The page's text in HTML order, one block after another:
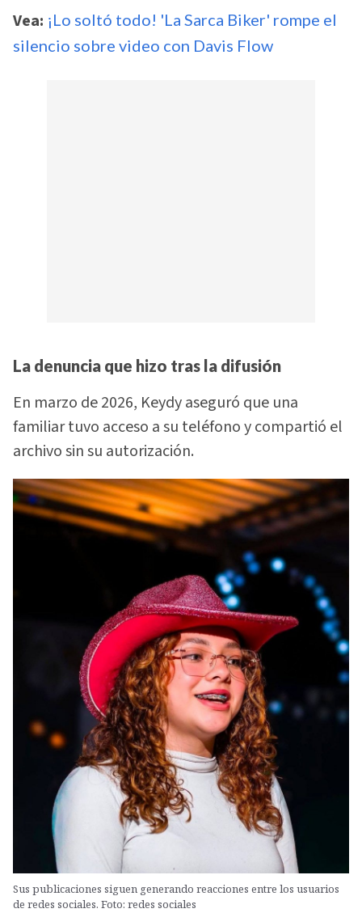
Vea: ¡Lo soltó todo! 'La Sarca Biker' rompe el
silencio sobre video con Davis Flow
La denuncia que hizo tras la difusión
En marzo de 2026, Keydy aseguró que una
familiar tuvo acceso a su teléfono y compartió el
archivo sin su autorización.
Sus publicaciones siguen generando reacciones entre los usuarios
de redes sociales. Foto: redes sociales